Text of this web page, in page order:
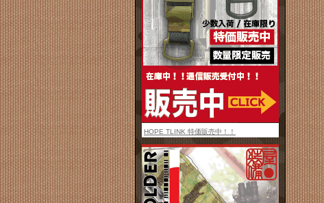
HOPE TLINK 特価販売中！！